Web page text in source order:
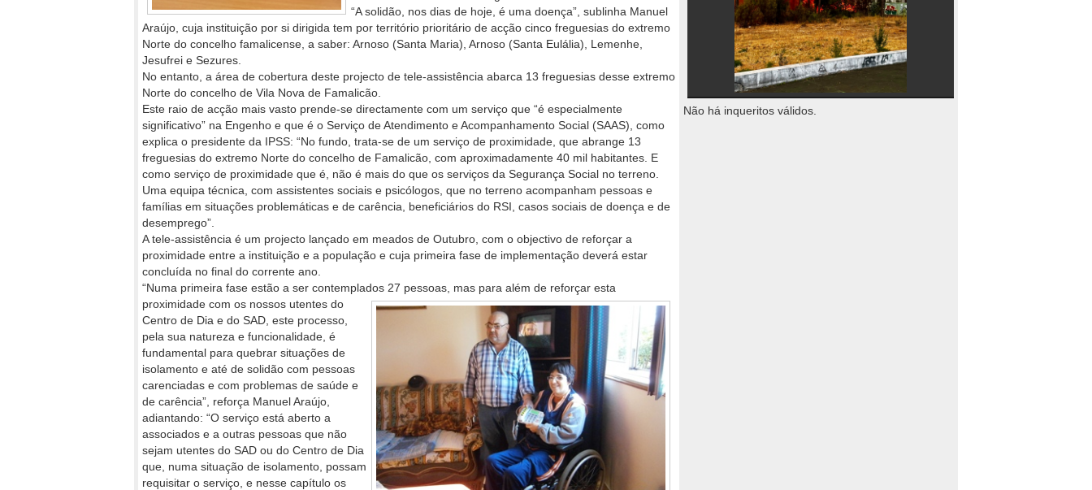
“A solidão, nos dias de hoje, é uma doença”, sublinha Manuel
Araújo, cuja instituição por si dirigida tem por território prioritário de acção cinco freguesias do extremo
Norte do concelho famalicense, a saber: Arnoso (Santa Maria), Arnoso (Santa Eulália), Lemenhe,
Jesufrei e Sezures.
No entanto, a área de cobertura deste projecto de tele-assistência abarca 13 freguesias desse extremo
Norte do concelho de Vila Nova de Famalicão.
Este raio de acção mais vasto prende-se directamente com um serviço que “é especialmente
significativo” na Engenho e que é o Serviço de Atendimento e Acompanhamento Social (SAAS), como
explica o presidente da IPSS: “No fundo, trata-se de um serviço de proximidade, que abrange 13
freguesias do extremo Norte do concelho de Famalicão, com aproximadamente 40 mil habitantes. E
como serviço de proximidade que é, não é mais do que os serviços da Segurança Social no terreno.
Uma equipa técnica, com assistentes sociais e psicólogos, que no terreno acompanham pessoas e
famílias em situações problemáticas e de carência, beneficiários do RSI, casos sociais de doença e de
desemprego”.
A tele-assistência é um projecto lançado em meados de Outubro, com o objectivo de reforçar a
proximidade entre a instituição e a população e cuja primeira fase de implementação deverá estar
concluída no final do corrente ano.
“Numa primeira fase estão a ser contemplados 27 pessoas, mas para além de reforçar esta
proximidade com os nossos utentes do
Centro de Dia e do SAD, este processo,
pela sua natureza e funcionalidade, é
fundamental para quebrar situações de
isolamento e até de solidão com pessoas
carenciadas e com problemas de saúde e
de carência”, reforça Manuel Araújo,
adiantando: “O serviço está aberto a
associados e a outras pessoas que não
sejam utentes do SAD ou do Centro de Dia
que, numa situação de isolamento, possam
requisitar o serviço, e nesse capítulo os
Não há inqueritos válidos.